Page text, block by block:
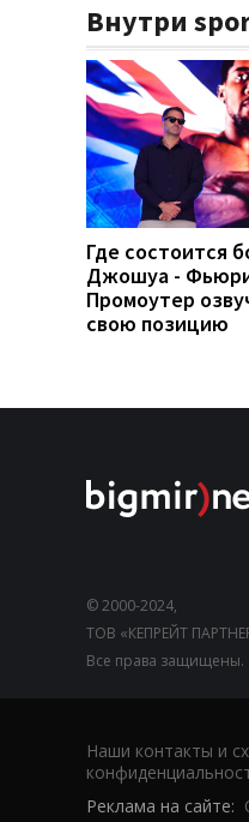
Внутри
Где состоится
Джошуа -
Промоутер
свою позицию
© 2000-2024,
ТОВ «КЕПРЕЙТ
Все права защищены.
Наши контакты и
Реклама на сайте: